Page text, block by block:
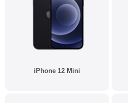
iPhone 12 Mini